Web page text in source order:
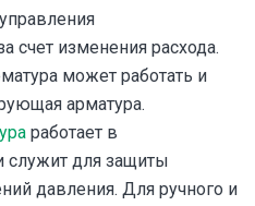
счет изменения расхода.
может работать и
арматура.
работает в
служит для защиты
давления. Для ручного и